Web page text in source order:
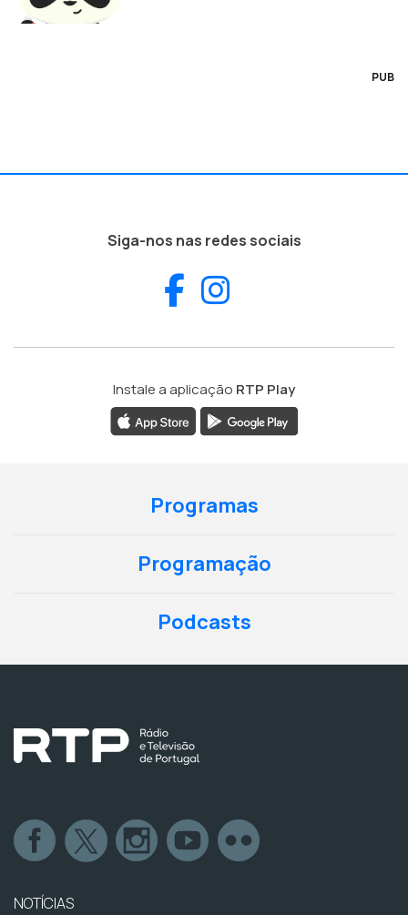
PUB
Siga-nos nas redes sociais
Facebook
Instale a aplicação RTP Play
Programas
Programação
Podcasts
NOTÍCIAS